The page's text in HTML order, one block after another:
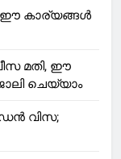
ഈ കാര്യങ്ങള്‍
മതി, ഈ
ചെയ്യാം
വിസ;